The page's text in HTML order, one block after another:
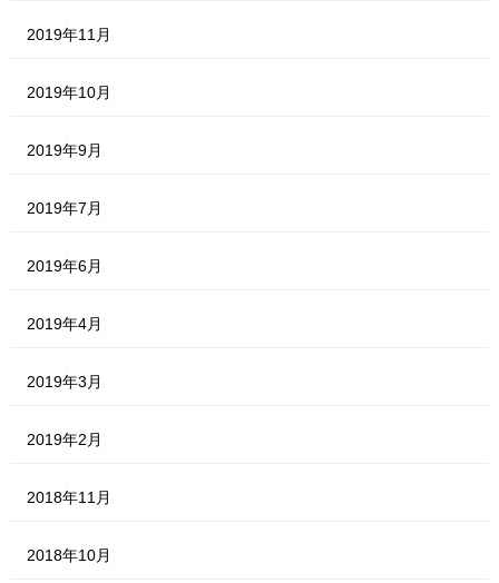
2019年11月
2019年10月
2019年9月
2019年7月
2019年6月
2019年4月
2019年3月
2019年2月
2018年11月
2018年10月